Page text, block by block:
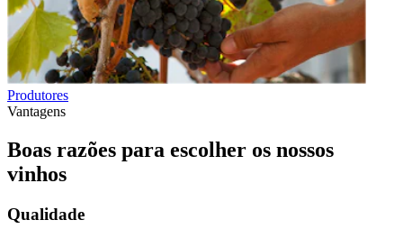
Produtores
Vantagens
Boas razões para escolher os nossos
vinhos
Qualidade